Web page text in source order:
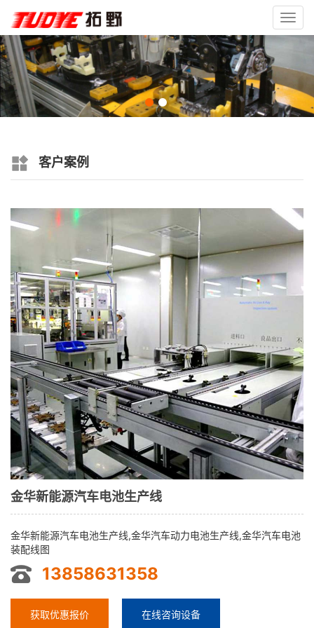
客户案例
金华新能源汽车电池生产线
金华新能源汽车电池生产线,金华汽车动力电池生产线,金华汽车电池
装配线图
13858631358
获取优惠报价 在线咨询设备